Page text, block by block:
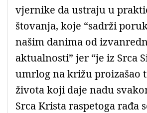
vjernike da ustraju u
štovanja, koje “sadrži
našim danima od
aktualnosti” jer “je iz Srca
umrlog na križu proizašao
života koji daje nadu
Srca Krista raspetoga rađa